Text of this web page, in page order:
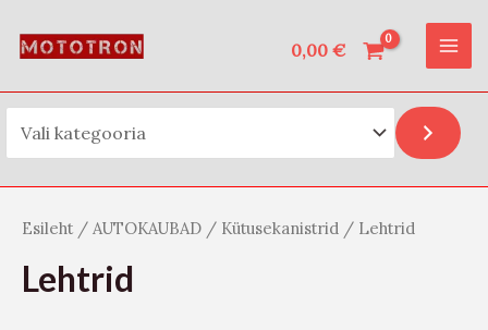
0,00 €
t
s
Esileht / AUTOKAUBAD / Kütusekanistrid / Lehtrid
Lehtrid